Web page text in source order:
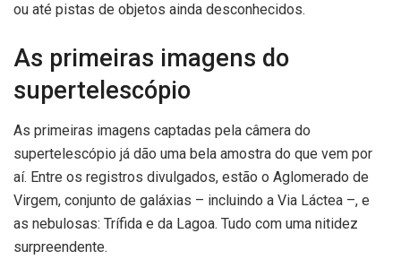
ou até pistas de objetos ainda desconhecidos.
As primeiras imagens do
supertelescópio
As primeiras imagens captadas pela câmera do
supertelescópio já dão uma bela amostra do que vem por
aí. Entre os registros divulgados, estão o Aglomerado de
Virgem, conjunto de galáxias – incluindo a Via Láctea –, e
as nebulosas: Trífida e da Lagoa. Tudo com uma nitidez
surpreendente.